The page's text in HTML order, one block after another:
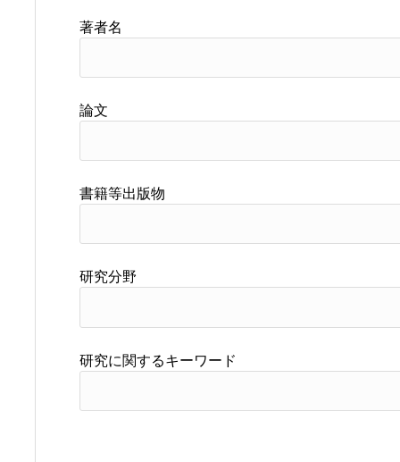
著者名
論文
書籍等出版物
研究分野
研究に関するキーワード